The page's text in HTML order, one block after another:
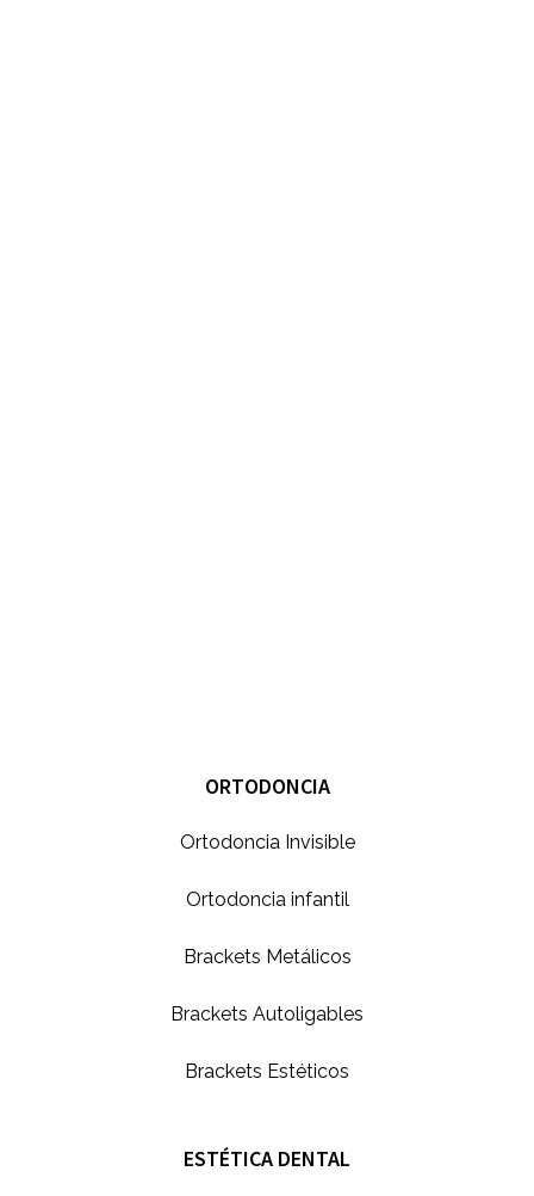
ORTODONCIA
Ortodoncia Invisible
Ortodoncia infantil
Brackets Metálicos
Brackets Autoligables
Brackets Estéticos
ESTÉTICA DENTAL